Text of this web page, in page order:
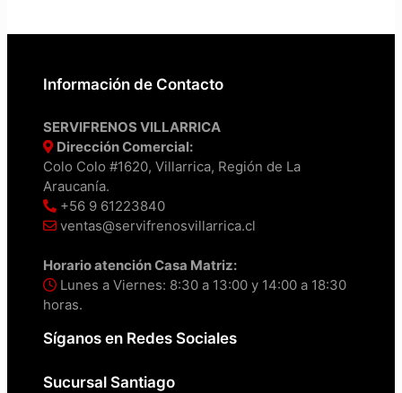
Información de Contacto
SERVIFRENOS VILLARRICA
Dirección Comercial:
Colo Colo #1620, Villarrica, Región de La
Araucanía.
+56 9 61223840
ventas@servifrenosvillarrica.cl
Horario atención Casa Matriz:
Lunes a Viernes: 8:30 a 13:00 y 14:00 a 18:30
horas.
Síganos en Redes Sociales
Sucursal Santiago